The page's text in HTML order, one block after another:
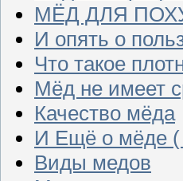
МЁД ДЛЯ
И опять о
Что такое
Мёд не имеет
Качество мёда
И Ещё о мёде (
Виды медов